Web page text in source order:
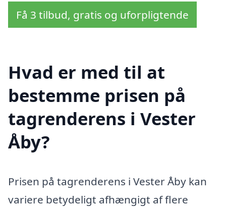
Få 3 tilbud, gratis og uforpligtende
Hvad er med til at
bestemme prisen på
tagrenderens i Vester
Åby?
Prisen på tagrenderens i Vester Åby kan
variere betydeligt afhængigt af flere